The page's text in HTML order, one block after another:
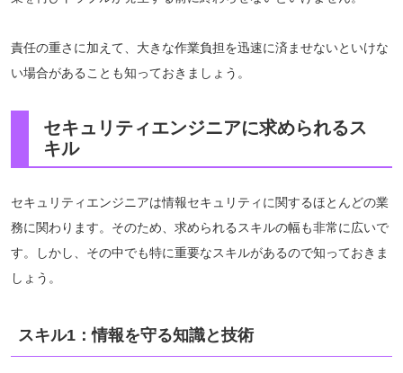
責任の重さに加えて、大きな作業負担を迅速に済ませないといけな
い場合があることも知っておきましょう。
セキュリティエンジニアに求められるス
キル
セキュリティエンジニアは情報セキュリティに関するほとんどの業
務に関わります。そのため、求められるスキルの幅も非常に広いで
す。しかし、その中でも特に重要なスキルがあるので知っておきま
しょう。
スキル1：情報を守る知識と技術